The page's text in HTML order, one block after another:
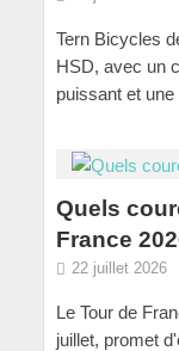
Tern Bicycles
HSD, avec un
puissant et
Quels
France
22 juillet 2026
Le Tour de
juillet, promet